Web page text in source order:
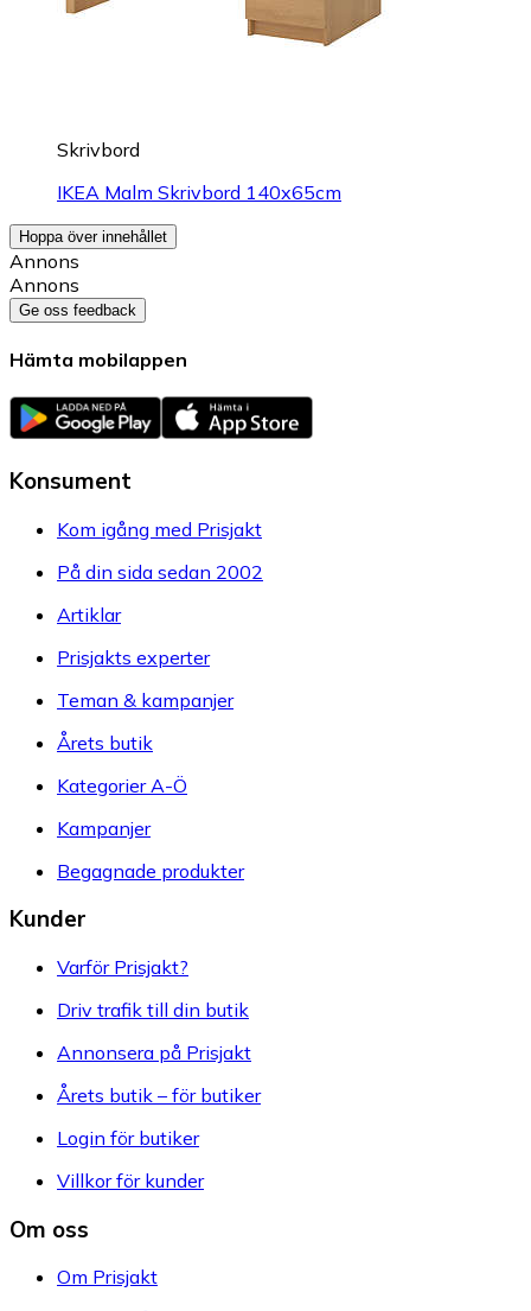
Skrivbord
IKEA Malm Skrivbord 140x65cm
Hoppa över innehållet
Annons
Annons
Ge oss feedback
Hämta mobilappen
Konsument
Kom igång med Prisjakt
På din sida sedan 2002
Artiklar
Prisjakts experter
Teman & kampanjer
Årets butik
Kategorier A-Ö
Kampanjer
Begagnade produkter
Kunder
Varför Prisjakt?
Driv trafik till din butik
Annonsera på Prisjakt
Årets butik – för butiker
Login för butiker
Villkor för kunder
Om oss
Om Prisjakt